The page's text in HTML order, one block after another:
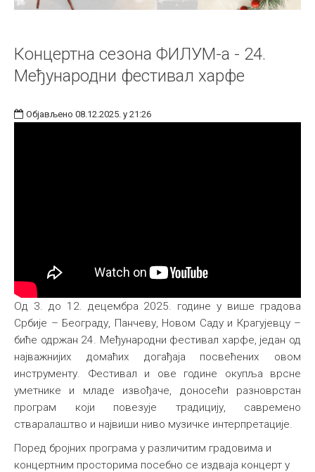
Концертна сезона ФИЛУМ-а - 24.
Међународни фестивал харфе
Објављено 08.12.2025. у 21:26
Од 3. до 12. децембра 2025. године у више градова
Србије – Београду, Панчеву, Новом Саду и Крагујевцу –
биће одржан 24. Међународни фестивал харфе, један од
најважнијих домаћих догађаја посвећених овом
инструменту. Фестивал и ове године окупља врсне
уметнике и младе извођаче, доносећи разноврстан
програм који повезује традицију, савремено
стваралаштво и највиши ниво музичке интерпретације.
Поред бројних програма у различитим градовима и
концертним просторима посебно се издваја концерт у